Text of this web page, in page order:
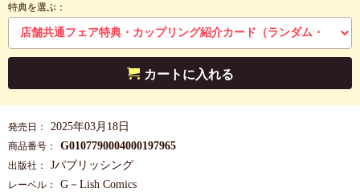
特典を選ぶ：
カートに入れる
発売日： 2025年03月18日
商品番号： G0107790004000197965
出版社： Jパブリッシング
レーベル： G－Lish Comics